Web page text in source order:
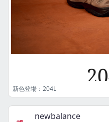
新色登場：204L
newbalance